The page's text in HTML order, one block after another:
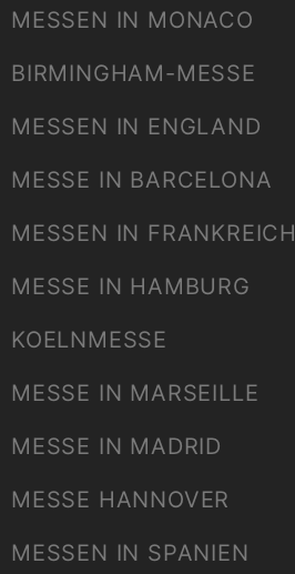
MESSEN IN MONACO
BIRMINGHAM-MESSE
MESSEN IN ENGLAND
MESSE IN BARCELONA
MESSEN IN FRANKREICH
MESSE IN HAMBURG
KOELNMESSE
MESSE IN MARSEILLE
MESSE IN MADRID
MESSE HANNOVER
MESSEN IN SPANIEN